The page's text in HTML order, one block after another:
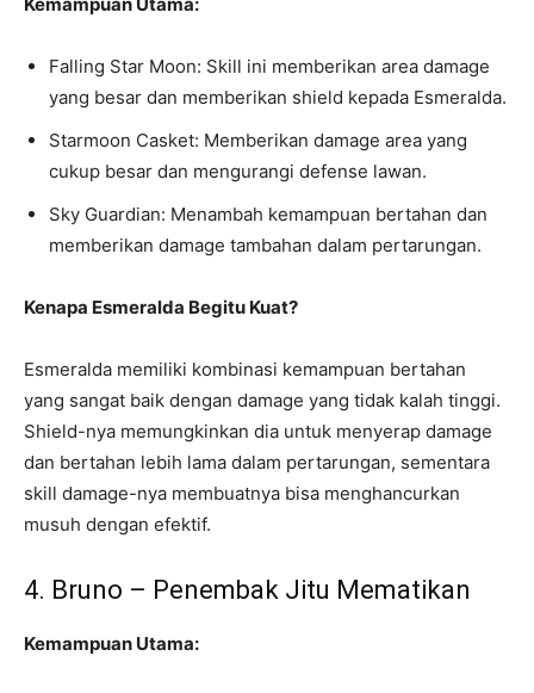
Falling Star Moon: Skill ini memberikan area damage
yang besar dan memberikan shield kepada Esmeralda.
Starmoon Casket: Memberikan damage area yang
cukup besar dan mengurangi defense lawan.
Sky Guardian: Menambah kemampuan bertahan dan
memberikan damage tambahan dalam pertarungan.
Kenapa Esmeralda Begitu Kuat?
Esmeralda memiliki kombinasi kemampuan bertahan
yang sangat baik dengan damage yang tidak kalah tinggi.
Shield-nya memungkinkan dia untuk menyerap damage
dan bertahan lebih lama dalam pertarungan, sementara
skill damage-nya membuatnya bisa menghancurkan
musuh dengan efektif.
4. Bruno – Penembak Jitu Mematikan
Kemampuan Utama: